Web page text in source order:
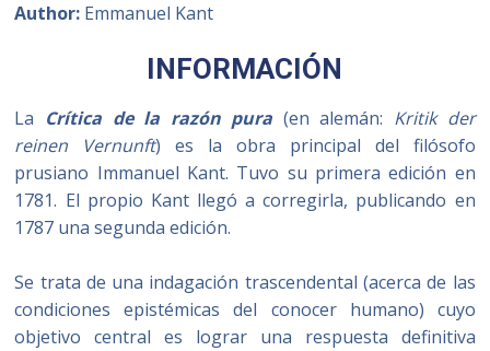
INFORMACIÓN
La Crítica de la razón pura (en alemán: Kritik der
reinen Vernunft) es la obra principal del filósofo
prusiano Immanuel Kant. Tuvo su primera edición en
1781. El propio Kant llegó a corregirla, publicando en
1787 una segunda edición.
Se trata de una indagación trascendental (acerca de las
condiciones epistémicas del conocer humano) cuyo
objetivo central es lograr una respuesta definitiva
Author: Emmanuel Kant